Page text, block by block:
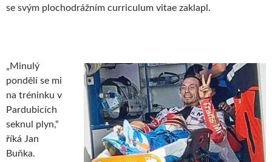
se svým plochodrážním curriculum vitae zaklapl.
„Minulý
pondělí se mi
na tréninku v
Pardubicích
seknul plyn,“
říká Jan
Buňka.